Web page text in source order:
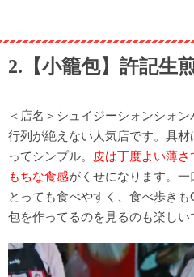
2.【小籠包】許記生
＜店名＞シュイジーシォンシォン
行列が絶えない人気店です。具
ってシンプル。
皮は丁度よい薄
もちな食感がくせになります。一
とっても食べやすく、食べ歩き
包を作ってるのを見るのも楽しい